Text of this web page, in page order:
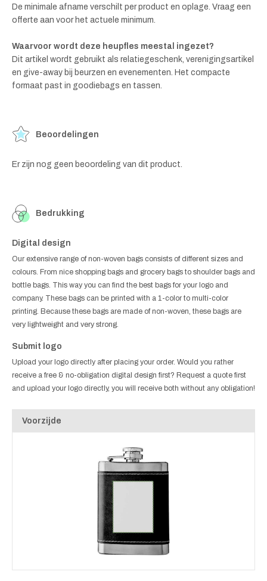
De minimale afname verschilt per product en oplage. Vraag een
offerte aan voor het actuele minimum.
Waarvoor wordt deze heupfles meestal ingezet?
Dit artikel wordt gebruikt als relatiegeschenk, verenigingsartikel
en give-away bij beurzen en evenementen. Het compacte
formaat past in goodiebags en tassen.
Beoordelingen
Er zijn nog geen beoordeling van dit product.
Bedrukking
Digital design
Our extensive range of non-woven bags consists of different sizes and
colours. From nice shopping bags and grocery bags to shoulder bags and
bottle bags. This way you can find the best bags for your logo and
company. These bags can be printed with a 1-color to multi-color
printing. Because these bags are made of non-woven, these bags are
very lightweight and very strong.
Submit logo
Upload your logo directly after placing your order. Would you rather
receive a free & no-obligation digital design first? Request a quote first
and upload your logo directly, you will receive both without any obligation!
Voorzijde